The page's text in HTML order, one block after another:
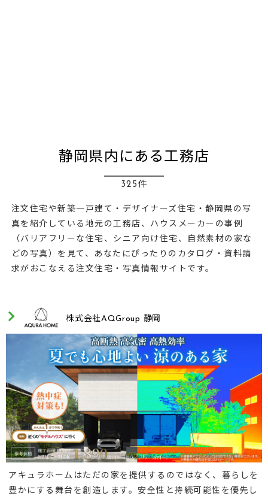
静岡県内にある工務店
325件
注文住宅や新築一戸建て・デザイナーズ住宅・静岡県の写
真を紹介している地元の工務店、ハウスメーカーの事例
（バリアフリーな住宅、シニア向け住宅、自然素材の家な
どの写真）を見て、あなたにぴったりのカタログ・資料請
求がおこなえる注文住宅・写真情報サイトです。
株式会社AQGroup 静岡
アキュラホームはただの家を提供するのではなく、暮らしを
豊かにする舞台を創造します。安全性と持続可能性を優先し